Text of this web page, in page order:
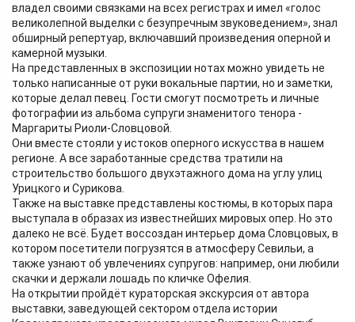
владел своими связками на всех регистрах и имел «голос
великолепной выделки с безупречным звуковедением», знал
обширный репертуар, включавший произведения оперной и
камерной музыки.
На представленных в экспозиции нотах можно увидеть не
только написанные от руки вокальные партии, но и заметки,
которые делал певец. Гости смогут посмотреть и личные
фотографии из альбома супруги знаменитого тенора -
Маргариты Риоли-Словцовой.
Они вместе стояли у истоков оперного искусства в нашем
регионе. А все заработанные средства тратили на
строительство большого двухэтажного дома на углу улиц
Урицкого и Сурикова.
Также на выставке представлены костюмы, в которых пара
выступала в образах из известнейших мировых опер. Но это
далеко не всё. Будет воссоздан интерьер дома Словцовых, в
котором посетители погрузятся в атмосферу Севильи, а
также узнают об увлечениях супругов: например, они любили
скачки и держали лошадь по кличке Офелия.
На открытии пройдёт кураторская экскурсия от автора
выставки, заведующей сектором отдела истории